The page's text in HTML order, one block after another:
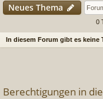
riff
Neues Thema
0
In diesem Forum gibt es keine
Berechtigungen in